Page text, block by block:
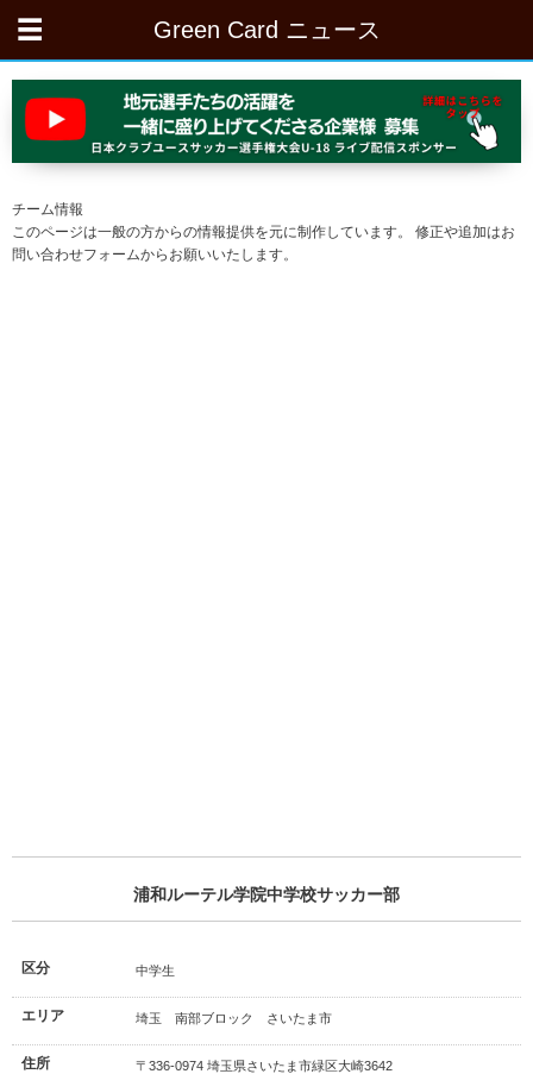
Green Card ニュース
チーム情報
このページは一般の方からの情報提供を元に制作しています。 修正や追加はお
問い合わせフォームからお願いいたします。
浦和ルーテル学院中学校サッカー部
区分 中学生
エリア 埼玉 南部ブロック さいたま市
住所 〒336-0974 埼玉県さいたま市緑区大崎3642